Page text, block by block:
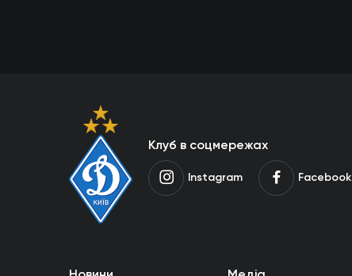
Клуб в соцмережах
Instagram Facebook